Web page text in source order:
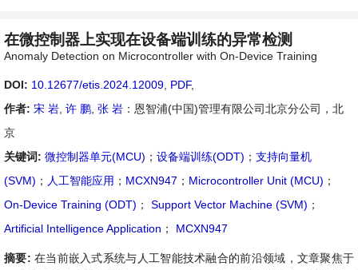
在微控制器上实现在设备端训练的异常检测
Anomaly Detection on Microcontroller with On-Device Training
DOI: 10.12677/etis.2024.12009 PDF,
作者: 宋 岩 许 鹏 张 岩 ：恩智浦(中国)管理有限公司北京分公司，北
京
关键词: 微控制器单元(MCU) ； 设备端训练(ODT) ； 支持向量机
(SVM) ； 人工智能应用 ； MCXN947 ； Microcontroller Unit (MCU) ；
On-Device Training (ODT) ； Support Vector Machine (SVM) ；
Artificial Intelligence Application ； MCXN947
摘要: 在当前嵌入式系统与人工智能技术融合的前沿领域，文章聚焦于